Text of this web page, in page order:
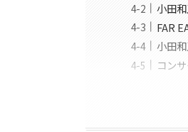
小田
FAR
小田
コン